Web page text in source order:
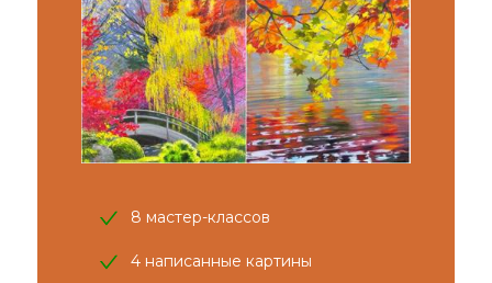
8 мастер-классов
4 написанные картины